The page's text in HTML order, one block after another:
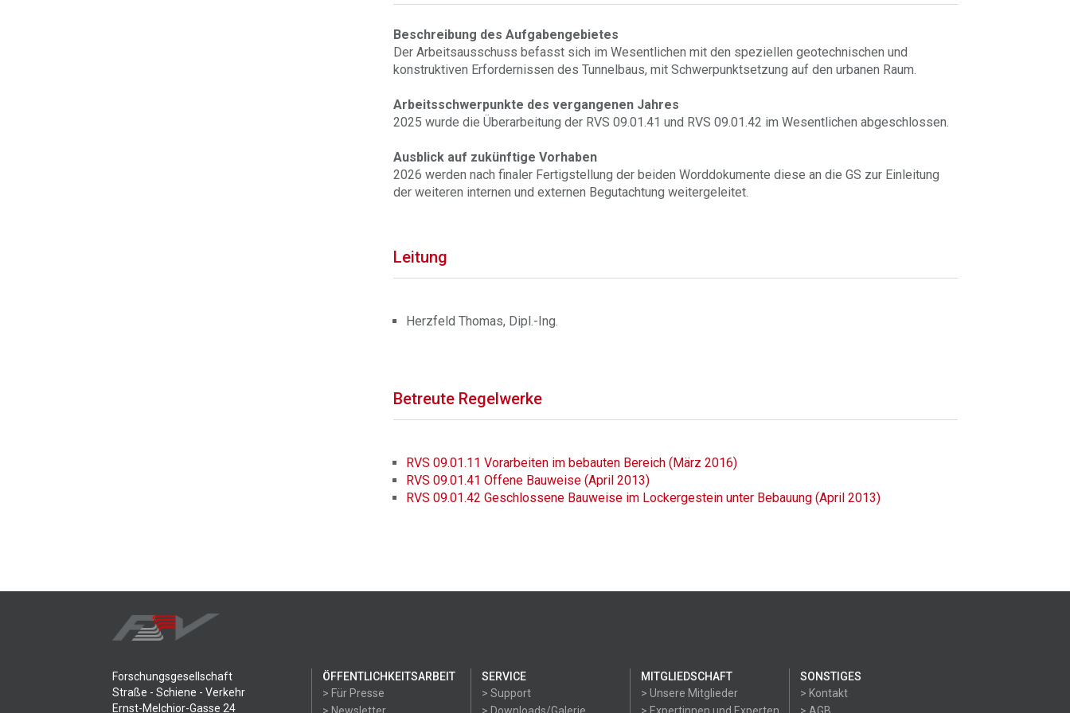
Beschreibung des Aufgabengebietes
Der Arbeitsausschuss befasst sich im Wesentlichen mit den speziellen geotechnischen und
konstruktiven Erfordernissen des Tunnelbaus, mit Schwerpunktsetzung auf den urbanen Raum.
Arbeitsschwerpunkte des vergangenen Jahres
2025 wurde die Überarbeitung der RVS 09.01.41 und RVS 09.01.42 im Wesentlichen abgeschlossen.
Ausblick auf zukünftige Vorhaben
2026 werden nach finaler Fertigstellung der beiden Worddokumente diese an die GS zur Einleitung
der weiteren internen und externen Begutachtung weitergeleitet.
Leitung
Herzfeld Thomas, Dipl.-Ing.
Betreute Regelwerke
RVS 09.01.11 Vorarbeiten im bebauten Bereich (März 2016)
RVS 09.01.41 Offene Bauweise (April 2013)
RVS 09.01.42 Geschlossene Bauweise im Lockergestein unter Bebauung (April 2013)
Forschungsgesellschaft
Straße - Schiene - Verkehr
Ernst-Melchior-Gasse 24
ÖFFENTLICHKEITSARBEIT
> Für Presse
SERVICE
> Support
MITGLIEDSCHAFT
> Unsere Mitglieder
SONSTIGES
> Kontakt